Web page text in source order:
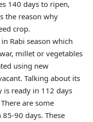
140 days to ripen,
the reason why
crop.
Rabi season which
millet or vegetables
using new
Talking about its
is ready in 112 days
are some
90 days. These